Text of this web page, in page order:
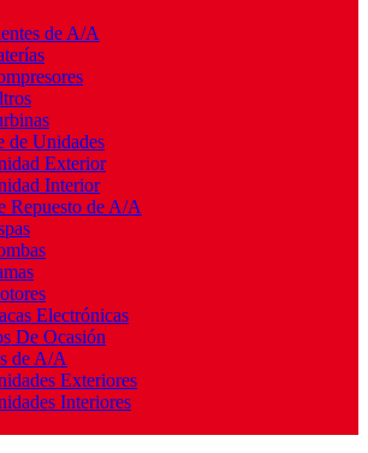
de A/A
de Unidades
Exterior
Interior
Repuesto de A/A
Electrónicas
De Ocasión
de A/A
Exteriores
Interiores